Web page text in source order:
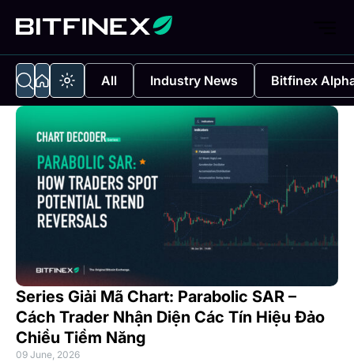
All Industry News Bitfinex
Series Giải Mã Chart: Parabolic SAR –
Cách Trader Nhận Diện Các Tín Hiệu Đảo
Chiều Tiềm Năng
09 June, 2026